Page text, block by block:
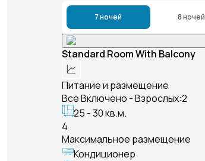
7 ночей 8 ночей
Standard Room With Balcony
Питание и размещение
Все Включено - Взрослых:2
25 - 30 кв.м.
4
Максимальное размещение
Кондиционер